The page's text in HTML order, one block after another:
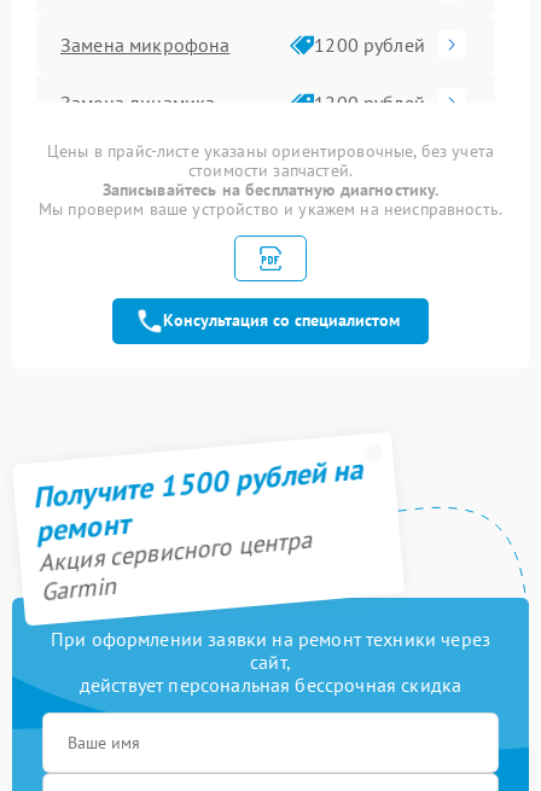
Замена микрофона 1200 рублей
Замена динамика 1200 рублей
Замена корпуса 1300 рублей
Замена экрана 1400 рублей
Замена аккумулятора
Замена стекла 1600 рублей
Цены в прайс-листе указаны ориентировочные, без учета
стоимости запчастей.
Записывайтесь на бесплатную диагностику.
Мы проверим ваше устройство и укажем на неисправность.
Консультация со специалистом
Получите 1500 рублей на
ремонт
Акция сервисного центра
Garmin
При оформлении заявки на ремонт техники через
сайт,
действует персональная бессрочная скидка